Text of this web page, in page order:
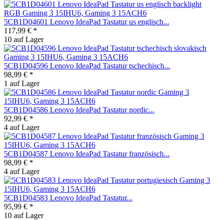
5CB1D04601 Lenovo IdeaPad Tastatur us englisch...
117,99 € *
10 auf Lager
5CB1D04596 Lenovo IdeaPad Tastatur tschechisch...
98,99 € *
1 auf Lager
5CB1D04586 Lenovo IdeaPad Tastatur nordic...
92,99 € *
4 auf Lager
5CB1D04587 Lenovo IdeaPad Tastatur französisch...
98,99 € *
4 auf Lager
5CB1D04583 Lenovo IdeaPad Tastatur...
95,99 € *
10 auf Lager